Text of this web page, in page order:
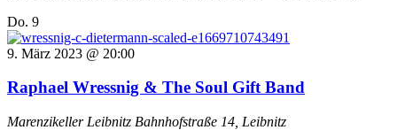
Do. 9
9. März 2023 @ 20:00
Raphael Wressnig & The Soul Gift Band
Marenzikeller Leibnitz Bahnhofstraße 14, Leibnitz